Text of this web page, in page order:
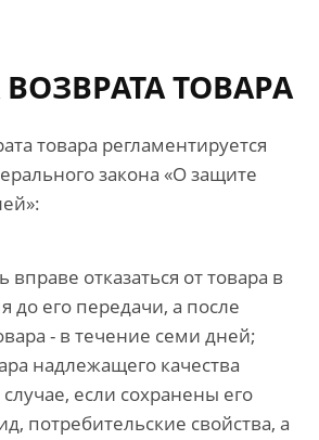
ТОВАРА
товара регламентируется
закона «О защите
вправе отказаться от товара в
до его передачи, а после
- в течение семи дней;
надлежащего качества
если сохранены его
потребительские свойства, а